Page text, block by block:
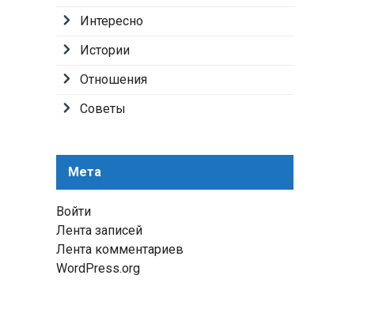
Интересно
Истории
Отношения
Советы
Мета
Войти
Лента записей
Лента комментариев
WordPress.org